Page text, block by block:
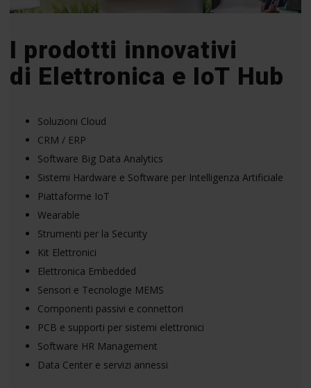
I prodotti innovativi
di Elettronica e IoT Hub
Soluzioni Cloud
CRM / ERP
Software Big Data Analytics
Sistemi Hardware e Software per Intelligenza Artificiale
Piattaforme IoT
Wearable
Strumenti per la Security
Kit Elettronici
Elettronica Embedded
Sensori e Tecnologie MEMS
Componenti passivi e connettori
PCB e supporti per sistemi elettronici
Software HR Management
Data Center e servizi annessi